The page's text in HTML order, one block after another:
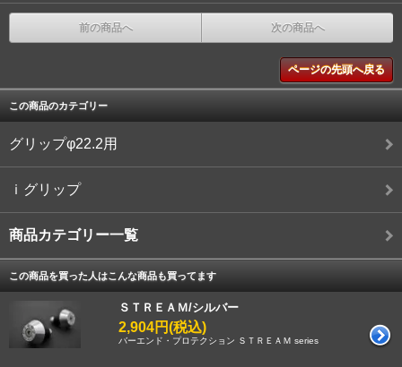
前の商品へ 次の商品へ
ページの先頭へ戻る
この商品のカテゴリー
グリップφ22.2用
ｉグリップ
商品カテゴリー一覧
この商品を買った人はこんな商品も買ってます
ＳＴＲＥＡＭ/シルバー
2,904円(税込)
バーエンド・プロテクション ＳＴＲＥＡＭ series